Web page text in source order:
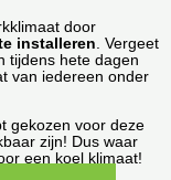
door
installeren. Vergeet
tijdens hete dagen
van iedereen onder
gekozen voor deze
zijn! Dus waar
een koel klimaat!